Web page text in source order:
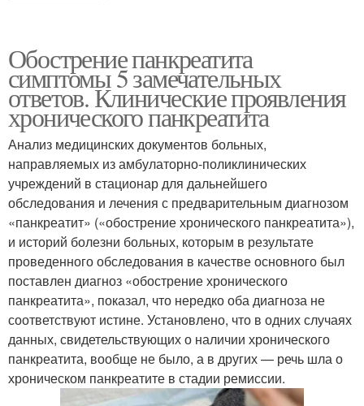
Обострение панкреатита
симптомы 5 замечательных
ответов. Клинические проявления
хронического панкреатита
Анализ медицинских документов больных,
направляемых из амбулаторно-поликлинических
учреждений в стационар для дальнейшего
обследования и лечения с предварительным диагнозом
«панкреатит» («обострение хронического панкреатита»),
и историй болезни больных, которым в результате
проведенного обследования в качестве основного был
поставлен диагноз «обострение хронического
панкреатита», показал, что нередко оба диагноза не
соответствуют истине. Установлено, что в одних случаях
данных, свидетельствующих о наличии хронического
панкреатита, вообще не было, а в других — речь шла о
хроническом панкреатите в стадии ремиссии.